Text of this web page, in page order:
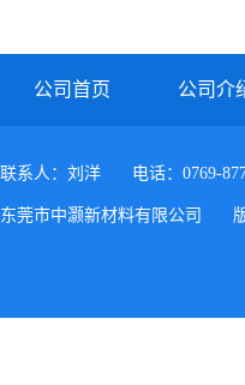
公司首页 公司介
联系人：刘洋 电话：0769-
东莞市中灏新材料有限公司